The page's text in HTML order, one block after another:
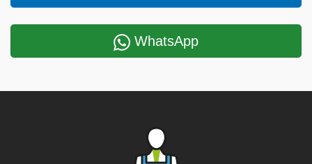
WhatsApp